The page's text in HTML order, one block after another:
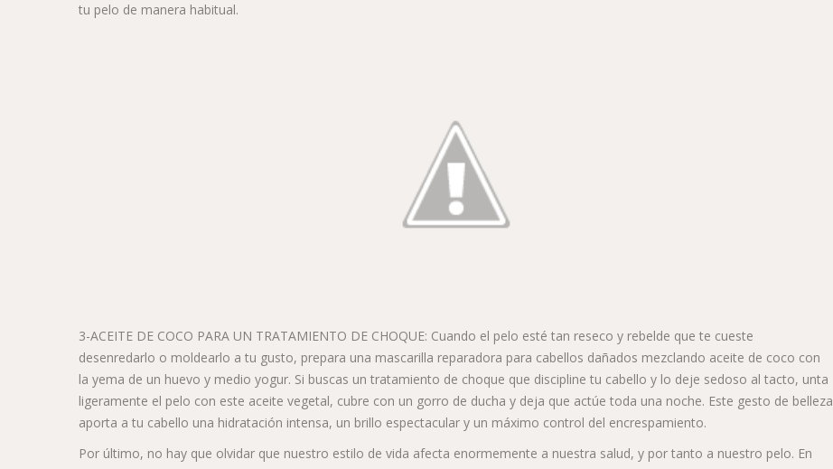
tu pelo de manera habitual.
3-ACEITE DE COCO PARA UN TRATAMIENTO DE CHOQUE: Cuando el pelo esté tan reseco y rebelde que te cueste
desenredarlo o moldearlo a tu gusto, prepara una mascarilla reparadora para cabellos dañados mezclando aceite de coco con
la yema de un huevo y medio yogur. Si buscas un tratamiento de choque que discipline tu cabello y lo deje sedoso al tacto, unta
ligeramente el pelo con este aceite vegetal, cubre con un gorro de ducha y deja que actúe toda una noche. Este gesto de belleza
aporta a tu cabello una hidratación intensa, un brillo espectacular y un máximo control del encrespamiento.
Por último, no hay que olvidar que nuestro estilo de vida afecta enormemente a nuestra salud, y por tanto a nuestro pelo. En